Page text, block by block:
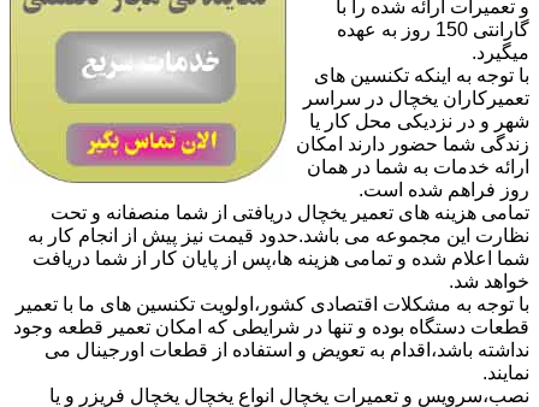
و تعمیرات ارائه شده را با
گارانتی 150 روز به عهده
میگیرد.
با توجه به اینکه تکنسین های
تعمیرکاران یخچال در سراسر
شهر و در نزدیکی محل کار یا
زندگی شما حضور دارند امکان
ارائه خدمات به شما در همان
روز فراهم شده است.
تمامی هزینه های تعمیر یخچال دریافتی از شما منصفانه و تحت
نظارت این مجموعه می باشد.حدود قیمت نیز پیش از انجام کار به
شما اعلام شده و تمامی هزینه ها،پس از پایان کار از شما دریافت
خواهد شد.
با توجه به مشکلات اقتصادی کشور،اولویت تکنسین های ما با تعمیر
قطعات دستگاه بوده و تنها در شرایطی که امکان تعمیر قطعه وجود
نداشته باشد،اقدام به تعویض و استفاده از قطعات اورجینال می
نمایند.
نصب،سرویس و تعمیرات یخچال انواع یخچال یخچال فریزر و یا